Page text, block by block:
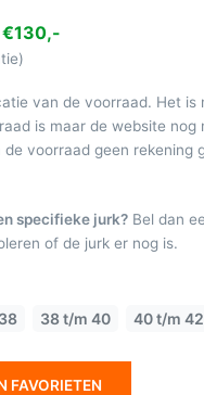
van de voorraad. Het is
is maar de website nog
voorraad geen rekening
specifieke jurk? Bel dan
of de jurk er nog is.
38 t/m 40 40 t/m 42
FAVORIETEN